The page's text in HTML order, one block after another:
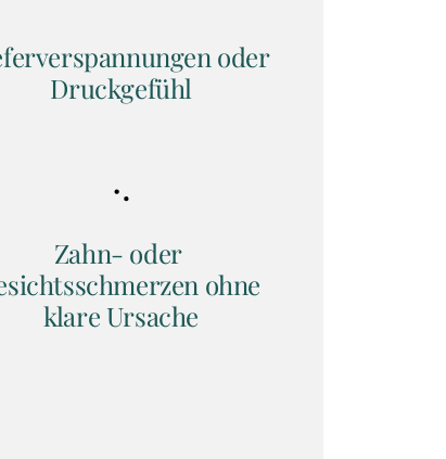
oder
Druckgefühl
Zahn- oder
ohne
klare Ursache